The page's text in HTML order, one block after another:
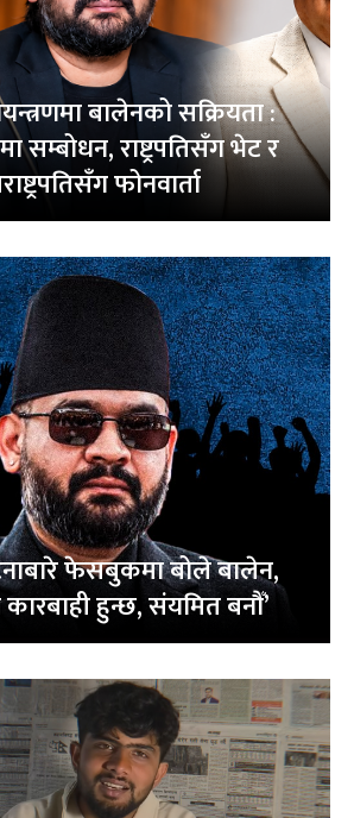
बालेनको सक्रियता :
सम्बोधन, राष्ट्रपतिसँग भेट र
फोनवार्ता
फेसबुकमा बोले बालेन,
कारबाही हुन्छ, संयमित बनौँ’